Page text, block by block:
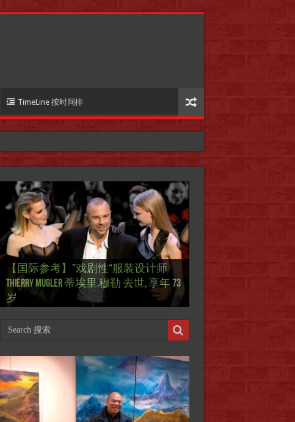
TimeLine 按时间排
【国际参考】俄罗斯：2022 红场阅兵
式 Russian Victory Day
【国际参考】”戏剧性“服装设计师
Thierry Mugler 蒂埃里.穆勒 去世, 享年 73
岁
【国际参考】海湖庄园: Xi & Trump 内幕
Mar-a-Lago leak
【东西视记】1937年的毕加索, 海明威,
肯尼迪 1937 – La fin de l’innocence (2/2)
【东西视记】1937年的毕加索, 海明威,
肯尼迪 1937 – La fin de l’innocence (1/2)
【东西视记】1961年4月12日 尤里·加加
林 成为第一“太空人”